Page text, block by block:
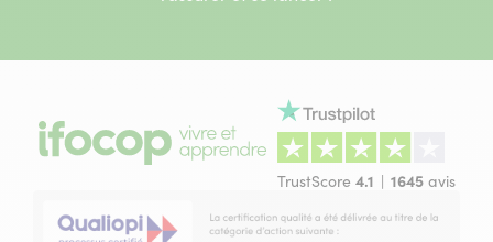
TrustScore 4.1 1645 avis